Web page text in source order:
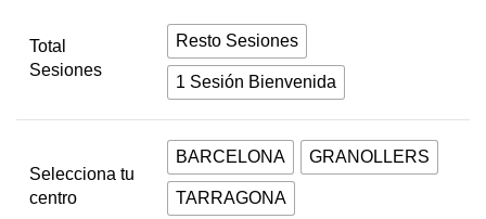
Total
Sesiones
Resto Sesiones
1 Sesión Bienvenida
Selecciona tu
centro
BARCELONA GRANOLLERS
TARRAGONA